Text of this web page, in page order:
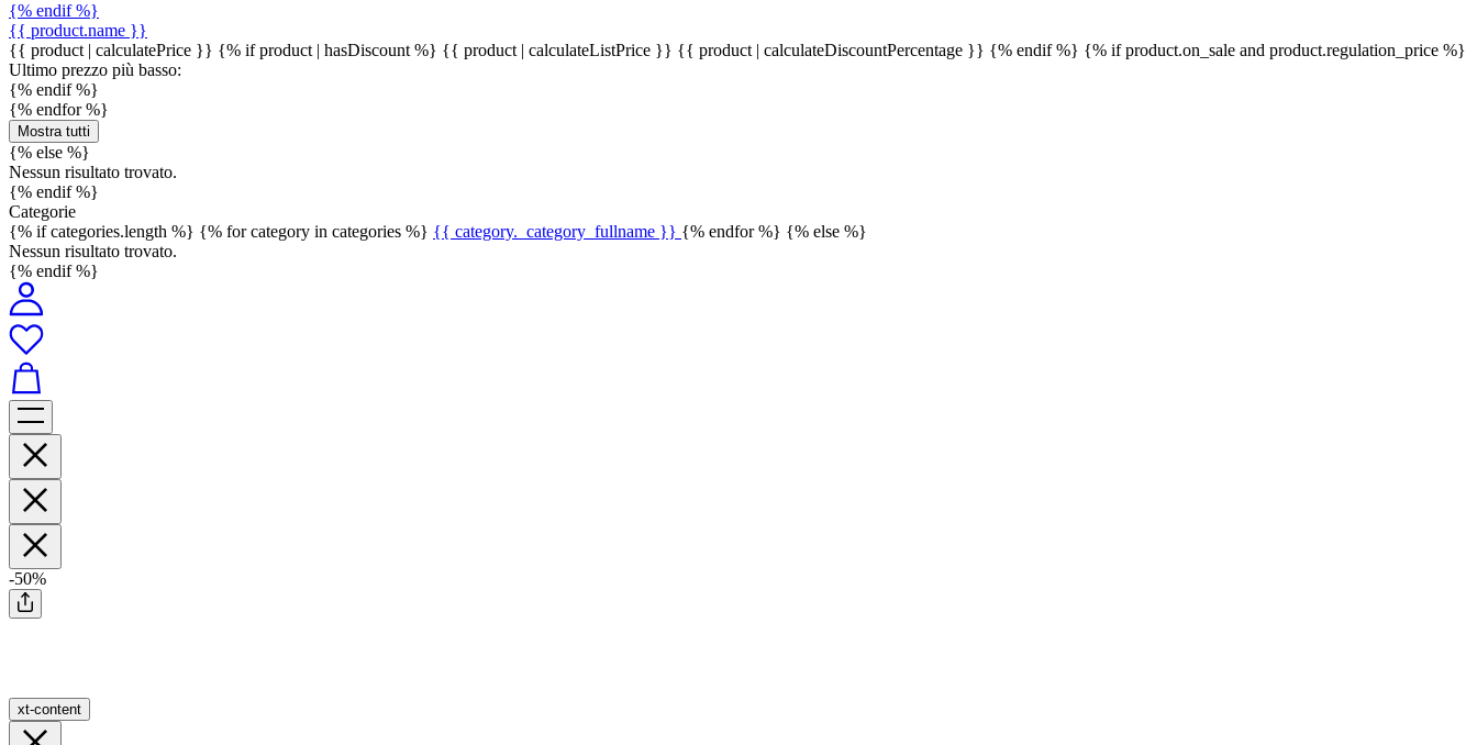
{% endif %}
{{ product.name }}
{{ product | calculatePrice }} {% if product | hasDiscount %} {{ product | calculateListPrice }} {{ product | calculateDiscountPercentage }} {% endif %} {% if product.on_sale and product.regulation_price %}
Ultimo prezzo più basso:
{% endif %}
{% endfor %}
Mostra tutti
{% else %}
Nessun risultato trovato.
{% endif %}
Categorie
{% if categories.length %} {% for category in categories %} {{ category._category_fullname }} {% endfor %} {% else %}
Nessun risultato trovato.
{% endif %}
-50%
xt-content